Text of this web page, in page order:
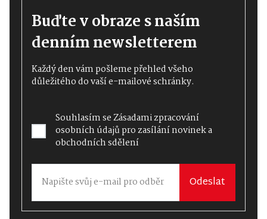
Buďte v obraze s naším
denním newsletterem
Každý den vám pošleme přehled všeho
důležitého do vaší e-mailové schránky.
Souhlasím seZásadami zpracování
osobních údajůpro zasílání novinek a
obchodních sdělení
Odeslat